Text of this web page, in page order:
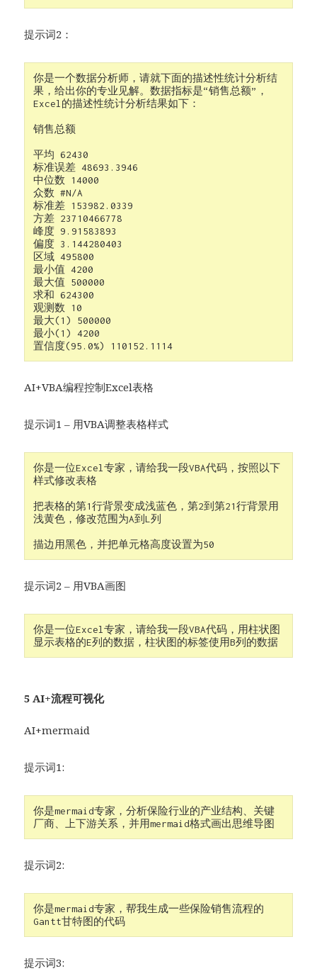
提示词2：
你是一个数据分析师，请就下面的描述性统计分析结
果，给出你的专业见解。数据指标是“销售总额”，
Excel的描述性统计分析结果如下：
销售总额
平均 62430
标准误差 48693.3946
中位数 14000
众数 #N/A
标准差 153982.0339
方差 23710466778
峰度 9.91583893
偏度 3.144280403
区域 495800
最小值 4200
最大值 500000
求和 624300
观测数 10
最大(1) 500000
最小(1) 4200
置信度(95.0%) 110152.1114
AI+VBA编程控制Excel表格
提示词1 – 用VBA调整表格样式
你是一位Excel专家，请给我一段VBA代码，按照以下
样式修改表格
把表格的第1行背景变成浅蓝色，第2到第21行背景用
浅黄色，修改范围为A到L列
描边用黑色，并把单元格高度设置为50
提示词2 – 用VBA画图
你是一位Excel专家，请给我一段VBA代码，用柱状图
显示表格的E列的数据，柱状图的标签使用B列的数据
5 AI+流程可视化
AI+mermaid
提示词1:
你是mermaid专家，分析保险行业的产业结构、关键
厂商、上下游关系，并用mermaid格式画出思维导图
提示词2:
你是mermaid专家，帮我生成一些保险销售流程的
Gantt甘特图的代码
提示词3: